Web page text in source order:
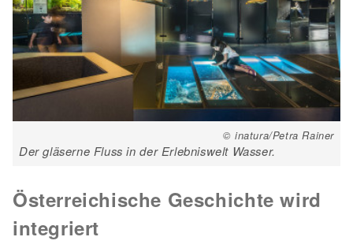
© inatura/Petra Rainer
Der gläserne Fluss in der Erlebniswelt Wasser.
Österreichische Geschichte wird
integriert